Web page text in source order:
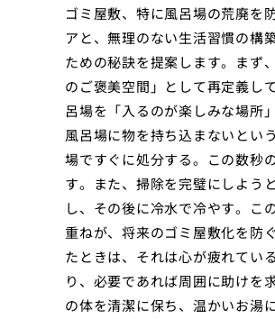
ゴミ屋敷、特に風呂場の荒廃を
アと、無理のない生活習慣の構
ための秘訣を提案します。まず
のご褒美空間」として再定義し
呂場を「入るのが楽しみな場所
風呂場に物を持ち込まないとい
場ですぐに処分する。この数秒
す。また、掃除を完璧にしよう
し、その後に冷水で冷やす。こ
重ねが、将来のゴミ屋敷化を防
たときは、それは心が疲れてい
り、必要であれば周囲に助けを
の体を清潔に保ち、温かいお湯